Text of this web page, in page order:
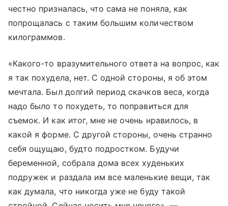
честно призналась, что сама не поняла, как
попрощалась с таким большим количеством
килограммов.
«Какого-то вразумительного ответа на вопрос, как
я так похудела, нет. С одной стороны, я об этом
мечтала. Был долгий период скачков веса, когда
надо было то похудеть, то поправиться для
съемок. И как итог, мне не очень нравилось, в
какой я форме. С другой стороны, очень странно
себя ощущаю, будто подростком. Будучи
беременной, собрала дома всех худеньких
подружек и раздала им все маленькие вещи, так
как думала, что никогда уже не буду такой